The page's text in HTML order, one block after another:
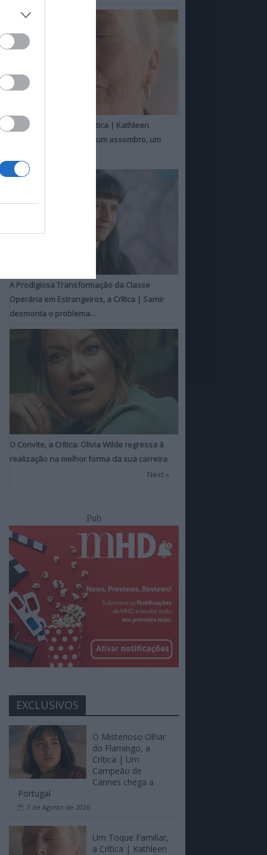
Um Toque Familiar, a Crítica | Kathleen
Chalfant é um espanto, um assombro, um
A Prodigiosa Transformação da Classe
Operária em Estrangeiros, a Crítica | Samir
desmonta o problema…
O Convite, a Crítica: Olivia Wilde regressa à
realização na melhor forma da sua carreira
Next »
Pub
EXCLUSIVOS
O Misterioso Olhar
do Flamingo, a
Crítica | Um
Campeão de
Cannes chega a
Portugal
3 de Agosto de 2026
Um Toque Familiar,
a Crítica | Kathleen